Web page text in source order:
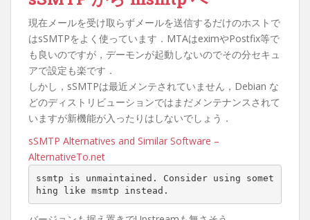
現在メールを受け取らずメールを送信するだけのホストで
はsSMTPをよく使っています．MTAはeximやPostfix等で
も良いのですが，デーモンが起動しないのでその分セキュ
アで設定も楽です．
しかし，sSMTPは最近メンテされていません，Debian な
どのディストリビューションではまだメンテナンスされて
いますが新機能が入ったりはしないでしょう．
sSMTP Alternatives and Similar Software –
AlternativeTo.net
ssmtp is unmaintained. Consider using somet
hing like msmtp instead.